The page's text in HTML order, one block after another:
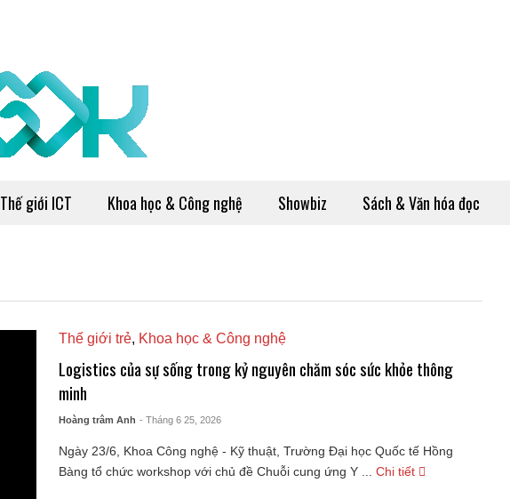
Thế giới ICT Khoa học & Công nghệ Showbiz Sách & Văn hóa đọc
Thế giới trẻ, Khoa học & Công nghệ
Logistics của sự sống trong kỷ nguyên chăm sóc sức khỏe thông
minh
Hoàng trâm Anh - Tháng 6 25, 2026
Ngày 23/6, Khoa Công nghệ - Kỹ thuật, Trường Đại học Quốc tế Hồng
Bàng tổ chức workshop với chủ đề Chuỗi cung ứng Y ...
Chi tiết